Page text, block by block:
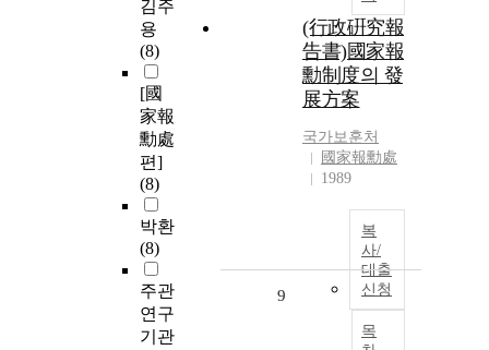
김주
용
(8)
[國
家報
勳處
편]
(8)
박환
(8)
주관
연구
기관
(行政硏究報
告書)國家報
勳制度의 發
展方案
국가보훈처
國家報勳處
1989
복
사/
대출
신청
목
9